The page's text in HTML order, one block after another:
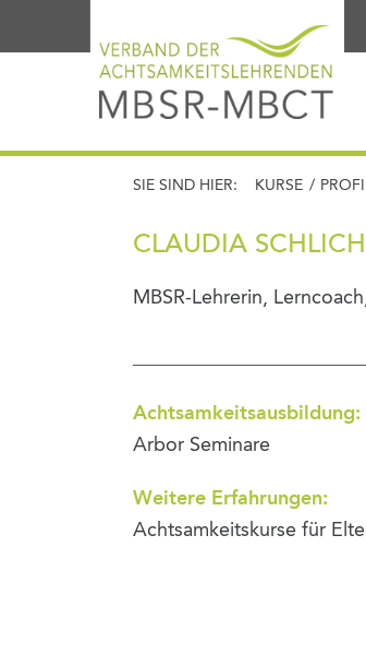
SIE SIND HIER: KURSE /
CLAUDIA
MBSR-Lehrerin,
Achtsamkeitsausbildung:
Arbor Seminare
Weitere Erfahrungen:
Achtsamkeitskurse für